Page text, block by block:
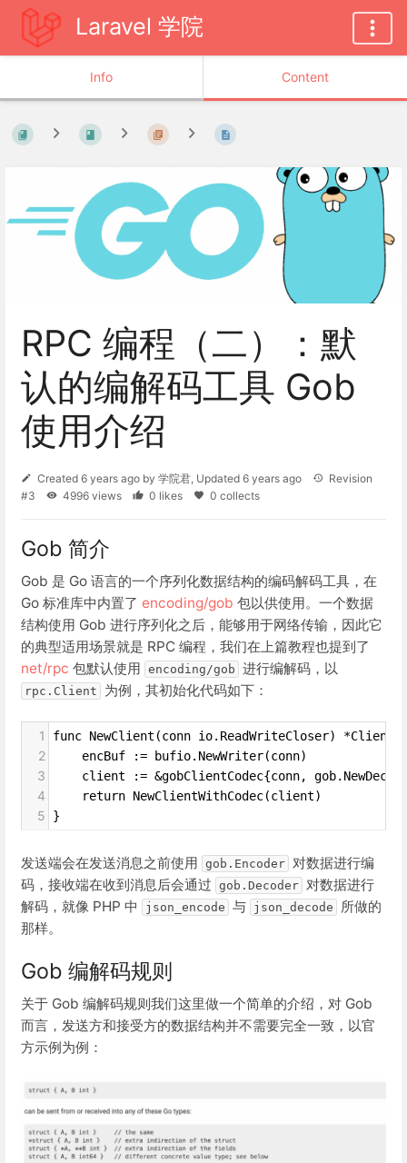
Laravel 学院
Info Content
RPC 编程（二）：默
认的编解码工具 Gob
使用介绍
Created 6 years ago by 学院君, Updated 6 years ago
Revision
#3
4996 views 0 likes 0 collects
Gob 简介
Gob 是 Go 语言的一个序列化数据结构的编码解码工具，在
Go 标准库中内置了 encoding/gob 包以供使用。一个数据
结构使用 Gob 进行序列化之后，能够用于网络传输，因此它
的典型适用场景就是 RPC 编程，我们在上篇教程也提到了
net/rpc 包默认使用 encoding/gob 进行编解码，以
rpc.Client 为例，其初始化代码如下：
1 func NewClient(conn io.ReadWriteCloser) *Client
2 encBuf := bufio.NewWriter(conn)
3 client := &gobClientCodec{conn,
4 return NewClientWithCodec(client)
5 }
发送端会在发送消息之前使用 gob.Encoder 对数据进行编
码，接收端在收到消息后会通过 gob.Decoder 对数据进行
解码，就像 PHP 中
json_encode 与 json_decode
所做的
那样。
Gob 编解码规则
关于 Gob 编解码规则我们这里做一个简单的介绍，对 Gob
而言，发送方和接受方的数据结构并不需要完全一致，以官
方示例为例：